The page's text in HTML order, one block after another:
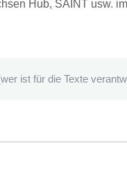
Hub, SAINT usw.